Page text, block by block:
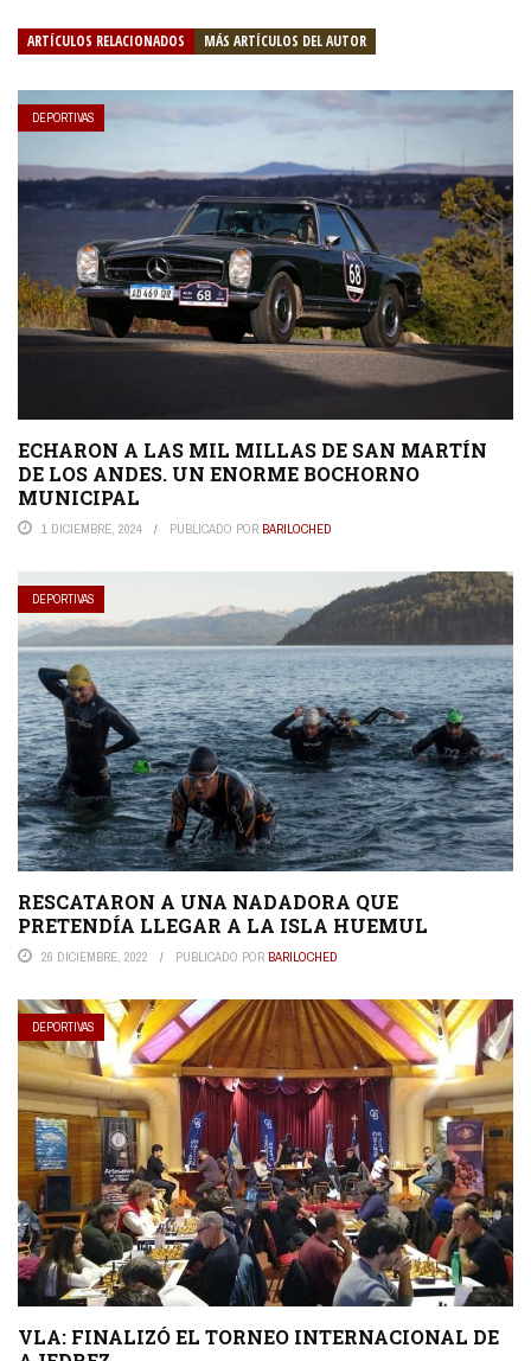
ARTÍCULOS RELACIONADOS MÁS ARTÍCULOS DEL AUTOR
DEPORTIVAS
ECHARON A LAS MIL MILLAS DE SAN MARTÍN
DE LOS ANDES. UN ENORME BOCHORNO
MUNICIPAL
1 DICIEMBRE, 2024 PUBLICADO POR BARILOCHED
DEPORTIVAS
RESCATARON A UNA NADADORA QUE
PRETENDÍA LLEGAR A LA ISLA HUEMUL
26 DICIEMBRE, 2022 PUBLICADO POR BARILOCHED
DEPORTIVAS
VLA: FINALIZÓ EL TORNEO INTERNACIONAL DE